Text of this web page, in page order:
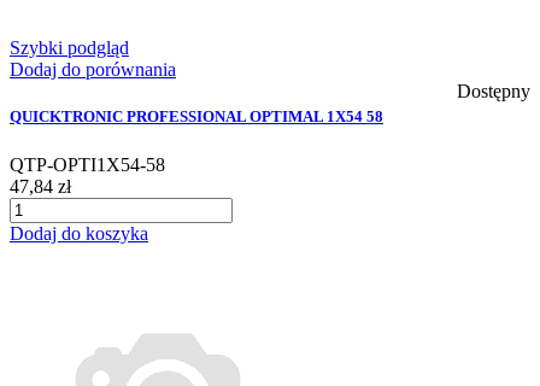
Szybki podgląd
Dodaj do porównania
Dostępny
QUICKTRONIC PROFESSIONAL OPTIMAL 1X54 58
QTP-OPTI1X54-58
47,84 zł
Dodaj do koszyka